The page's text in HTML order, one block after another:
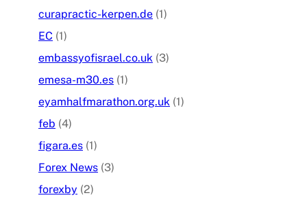
curapractic-kerpen.de (1)
EC (1)
embassyofisrael.co.uk (3)
emesa-m30.es (1)
eyamhalfmarathon.org.uk (1)
feb (4)
figara.es (1)
Forex News (3)
forexby (2)